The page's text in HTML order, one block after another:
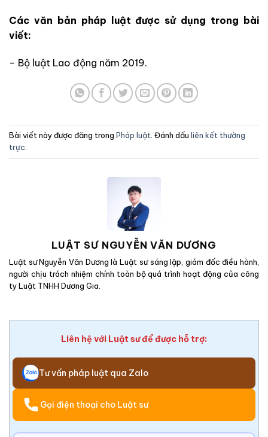
Các văn bản pháp luật được sử dụng trong bài
viết:
– Bộ luật Lao động năm 2019.
Bài viết này được đăng trong Pháp luật. Đánh dấu liên kết thường
trực.
LUẬT SƯ NGUYỄN VĂN DƯƠNG
Luật sư Nguyễn Văn Dương là Luật sư sáng lập, giám đốc điều hành,
người chịu trách nhiệm chính toàn bộ quá trình hoạt động của công
ty Luật TNHH Dương Gia.
Liên hệ với Luật sư để được hỗ trợ:
Tư vấn pháp luật qua Zalo
Gọi điện thoại cho Luật sư